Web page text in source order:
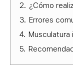
2. ¿Cómo
3. Errores
4. Musculatura
5.